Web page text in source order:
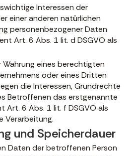
Interessen der
einer anderen natürlichen
personenbezogener Daten
Art. 6 Abs. 1 lit. d DSGVO als
eines berechtigten
oder eines Dritten
die Interessen, Grundrechte
Betroffenen das erstgenannte
Art. 6 Abs. 1 lit. f DSGVO als
Verarbeitung.
und Speicherdauer
Daten der betroffenen Person